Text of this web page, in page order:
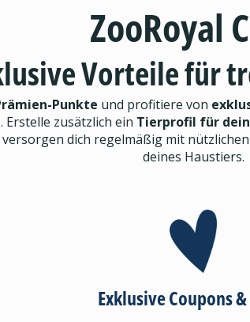
ZooRoyal
Vorteile für
Punkte und profitiere von
. Erstelle zusätzlich ein Tierprofil für
dich regelmäßig mit nützlichen
deines Haustiers.
Exklusive Coupons